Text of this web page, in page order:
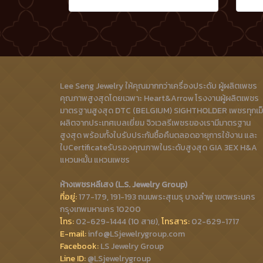
Lee Seng Jewelry ให้คุณมากกว่าเครื่องประดับ ผู้ผลิตเพชร
คุณภาพสูงสุดโดยเฉพาะ Heart&Arrow โรงงานผู้ผลิตเพชร
มาตรฐานสูงสุด DTC (BELGIUM) SIGHTHOLDER เพชรทุกเ
ผลิตจากประเทศเบลเยี่ยม จิวเวลรีเพชรของเรามีมาตรฐาน
สูงสุด พร้อมทั้งใบรับประกันซื้อคืนตลอดอายุการใช้งาน และ
ใบCertificateรับรองคุณภาพในระดับสูงสุด GIA 3EX H&A
แหวนหมั้น แหวนเพชร
ห้างเพชรหลีเสง (L.S. Jewelry Group)
ที่อยู่:177-179, 191-193 ถนนพระสุเมรุ บางลำพู เขตพระนคร
กรุงเทพมหานคร 10200
โทร:02-629-1444 (10 สาย),โทรสาร:02-629-1717
E-mail:info@LSjewelrygroup.com
Facebook:LS Jewelry Group
Line ID:@LSjewelrygroup